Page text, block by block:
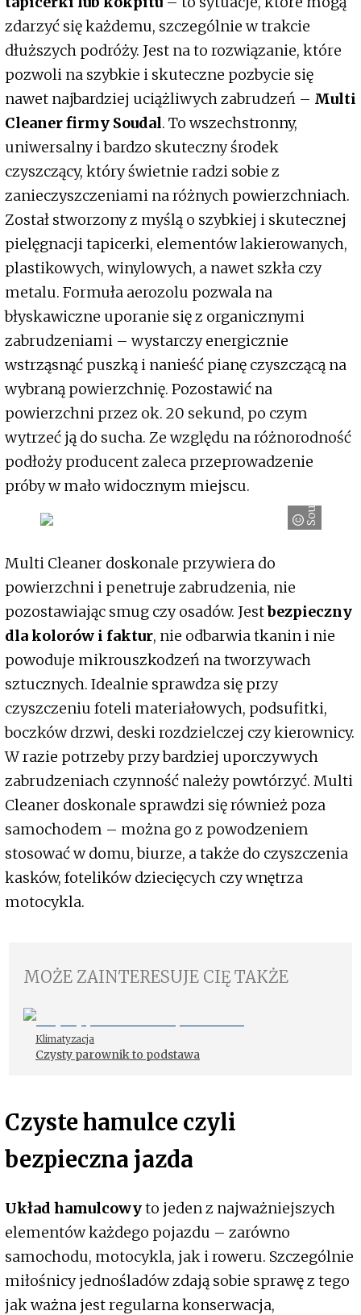
zdarzyć się każdemu, szczególnie w trakcie
dłuższych podróży. Jest na to rozwiązanie, które
pozwoli na szybkie i skuteczne pozbycie się
nawet najbardziej uciążliwych zabrudzeń – Multi
Cleaner firmy Soudal. To wszechstronny,
uniwersalny i bardzo skuteczny środek
czyszczący, który świetnie radzi sobie z
zanieczyszczeniami na różnych powierzchniach.
Został stworzony z myślą o szybkiej i skutecznej
pielęgnacji tapicerki, elementów lakierowanych,
plastikowych, winylowych, a nawet szkła czy
metalu. Formuła aerozolu pozwala na
błyskawiczne uporanie się z organicznymi
zabrudzeniami – wystarczy energicznie
wstrząsnąć puszką i nanieść pianę czyszczącą na
wybraną powierzchnię. Pozostawić na
powierzchni przez ok. 20 sekund, po czym
wytrzeć ją do sucha. Ze względu na różnorodność
podłoży producent zaleca przeprowadzenie
próby w mało widocznym miejscu.
Soudal
Multi Cleaner doskonale przywiera do
powierzchni i penetruje zabrudzenia, nie
pozostawiając smug czy osadów. Jestbezpieczny
dla kolorów i faktur, nie odbarwia tkanin i nie
powoduje mikrouszkodzeń na tworzywach
sztucznych. Idealnie sprawdza się przy
czyszczeniu foteli materiałowych, podsufitki,
boczków drzwi, deski rozdzielczej czy kierownicy.
W razie potrzeby przy bardziej uporczywych
zabrudzeniach czynność należy powtórzyć. Multi
Cleaner doskonale sprawdzi się również poza
samochodem – można go z powodzeniem
stosować w domu, biurze, a także do czyszczenia
kasków, fotelików dziecięcych czy wnętrza
motocykla.
MOŻE ZAINTERESUJE CIĘ TAKŻE
Klimatyzacja
Czysty parownik to podstawa
Czyste hamulce czyli
bezpieczna jazda
Układ hamulcowyto jeden z najważniejszych
elementów każdego pojazdu – zarówno
samochodu, motocykla, jak i roweru. Szczególnie
miłośnicy jednośladów zdają sobie sprawę z tego
jak ważna jest regularna konserwacja,